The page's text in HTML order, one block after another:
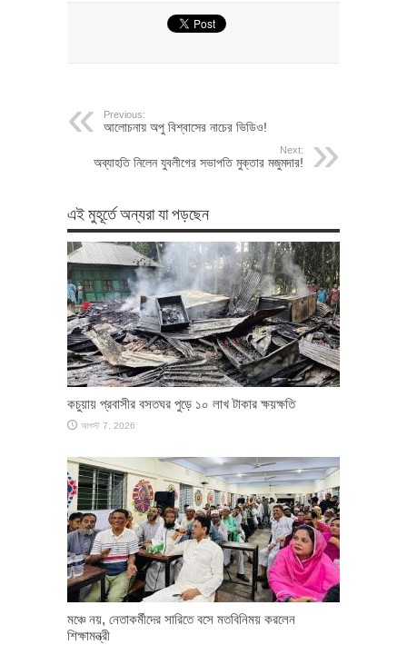
Previous:
আলোচনায় অপু বিশ্বাসের নাচের ভিডিও!
Next:
অব্যাহতি নিলেন যুবলীগের সভাপতি মুক্তার মজুমদার!
এই মুহূর্তে অন্যরা যা পড়ছেন
কচুয়ায় প্রবাসীর বসতঘর পুড়ে ১০ লাখ টাকার ক্ষয়ক্ষতি
আগস্ট 7, 2026
মঞ্চে নয়, নেতাকর্মীদের সারিতে বসে মতবিনিময় করলেন
শিক্ষামন্ত্রী